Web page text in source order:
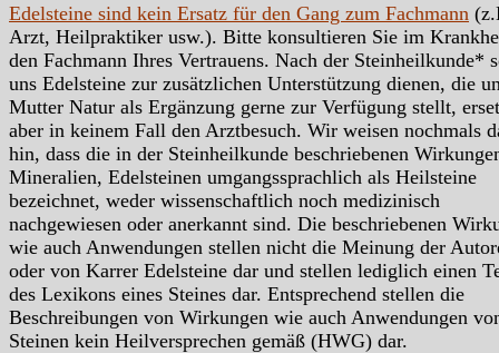
Edelsteine sind kein Ersatz für den Gang zum Fachmann
Arzt, Heilpraktiker usw.). Bitte konsultieren Sie im
den Fachmann Ihres Vertrauens. Nach der Steinheilkunde*
uns Edelsteine zur zusätzlichen Unterstützung dienen, die
Mutter Natur als Ergänzung gerne zur Verfügung stellt,
aber in keinem Fall den Arztbesuch. Wir weisen nochmals
hin, dass die in der Steinheilkunde beschriebenen
Mineralien, Edelsteinen umgangssprachlich als Heilsteine
bezeichnet, weder wissenschaftlich noch medizinisch
nachgewiesen oder anerkannt sind. Die beschriebenen
wie auch Anwendungen stellen nicht die Meinung der
oder von Karrer Edelsteine dar und stellen lediglich einen
des Lexikons eines Steines dar. Entsprechend stellen die
Beschreibungen von Wirkungen wie auch Anwendungen
Steinen kein Heilversprechen gemäß (HWG) dar.